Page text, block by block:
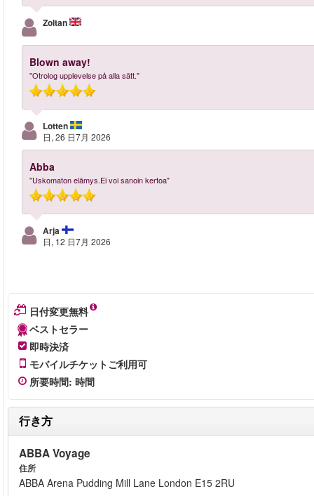
Zoltan
Blown away!
"Otrolog upplevelse på alla sätt."
Lotten
日, 26 日7月 2026
Abba
"Uskomaton elämys.Ei voi sanoin kertoa"
Arja
日, 12 日7月 2026
日付変更無料
ベストセラー
即時決済
モバイルチケットご利用可
所要時間: 時間
行き方
ABBA Voyage
住所
ABBA Arena Pudding Mill Lane London E15 2RU